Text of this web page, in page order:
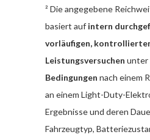
² Die angegebene
basiert auf intern
vorläufigen,
Leistungsversuchen unter
Bedingungen nach einem
an einem Light-Duty-
Ergebnisse und deren
Fahrzeugtyp,